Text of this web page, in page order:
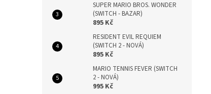
SUPER MARIO BROS. WONDER
(SWITCH - BAZAR)
895 Kč
RESIDENT EVIL REQUIEM
(SWITCH 2 - NOVÁ)
895 Kč
MARIO TENNIS FEVER (SWITCH
2 - NOVÁ)
995 Kč